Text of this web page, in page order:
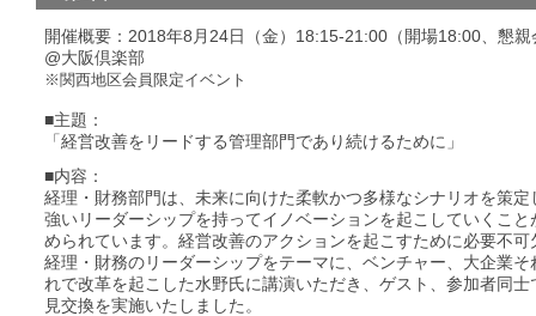
開催概要：2018年8月24日（金）18:15-21:00（開場18:00、懇親
@大阪倶楽部
※関西地区会員限定イベント
■主題：
「経営改善をリードする管理部門であり続けるために」
■内容：
経理・財務部門は、未来に向けた柔軟かつ多様なシナリオを策定
強いリーダーシップを持ってイノベーションを起こしていくこと
められています。経営改善のアクションを起こすために必要不可
経理・財務のリーダーシップをテーマに、ベンチャー、大企業そ
れで改革を起こした水野氏に講演いただき、ゲスト、参加者同士
見交換を実施いたしました。